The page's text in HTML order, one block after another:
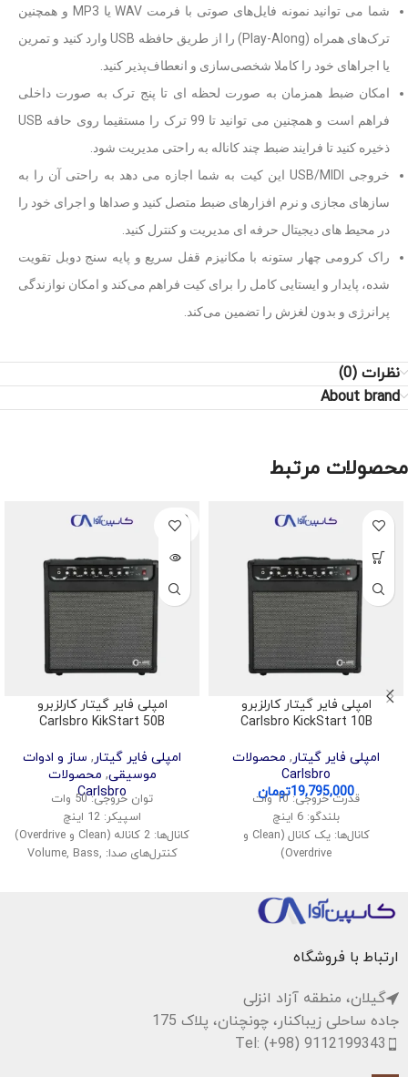
شما می توانید نمونه فایل‌های صوتی با فرمت WAV یا MP3 و همچنین
ترک‌های همراه (Play-Along) را از طریق حافظه USB وارد کنید و تمرین
یا اجراهای خود را کاملا شخصی‌سازی و انعطاف‌پذیر کنید.
امکان ضبط همزمان به صورت لحظه ای تا پنج ترک به صورت داخلی
فراهم است و همچنین می توانید تا 99 ترک را مستقیما روی حافه USB
ذخیره کنید تا فرایند ضبط چند کاناله به راحتی مدیریت شود.
خروجی USB/MIDI این کیت به شما اجازه می دهد به راحتی آن را به
سازهای مجازی و نرم افزارهای ضبط متصل کنید و صداها و اجرای خود را
در محیط های دیجیتال حرفه ای مدیریت و کنترل کنید.
راک کرومی چهار ستونه با مکانیزم قفل سریع و پایه سنج دوبل تقویت
شده، پایدار و ایستایی کامل را برای کیت فراهم می‌کند و امکان نوازندگی
پرانرژی و بدون لغزش را تضمین می‌کند.
نظرات (0)
About brand
محصولات مرتبط
امپلی فایر گیتار کارلزبرو
Carlsbro KickStart 10B
امپلی فایر گیتار, محصولات
Carlsbro
19,795,000تومانقدرت خروجی: 10 وات
بلندگو: 6 اینچ
کانال‌ها: یک کانال (Clean و
Overdrive)
افکت: Reverb
اندازه: مناسب برای حمل و نقل
SOLD
OUT
امپلی فایر گیتار کارلزبرو
Carlsbro KikStart 50B
امپلی فایر گیتار, ساز و ادوات
موسیقی, محصولات
Carlsbro
توان خروجی: 50 وات
اسپیکر: 12 اینچ
کانال‌ها: 2 کاناله (Clean و Overdrive)
کنترل‌های صدا: Volume, Bass,
ارتباط با فروشگاه
گیلان، منطقه آزاد انزلی
جاده ساحلی زیباکنار، چونچنان، پلاک 175
Tel: (+98) 9112199343